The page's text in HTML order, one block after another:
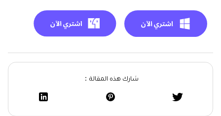
شارك هذه المقالة：